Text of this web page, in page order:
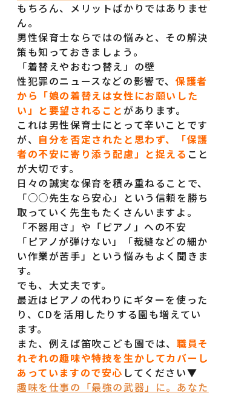
保育士の一日
先輩保育士の声
コラム
求人一覧
よくある質問
もちろん、メリットばかりではありませ
ん。
男性保育士ならではの悩みと、その解決
策も知っておきましょう。
「着替えやおむつ替え」の壁
性犯罪のニュースなどの影響で、保護者
から「娘の着替えは女性にお願いした
い」と要望されることがあります。
これは男性保育士にとって辛いことです
が、 自分を否定されたと思わず、「保護
者の不安に寄り添う配慮」と捉える こと
が大切です。
日々の誠実な保育を積み重ねることで、
「○○先生なら安心」という信頼を勝ち
取っていく先生もたくさんいますよ。
「不器用さ」や「ピアノ」への不安
「ピアノが弾けない」「裁縫などの細か
い作業が苦手」という悩みもよく聞きま
す。
でも、大丈夫です。
最近はピアノの代わりにギターを使った
り、CDを活用したりする園も増えてい
ます。
また、例えば笛吹こども園では、 職員そ
れぞれの趣味や特技を生かしてカバーし
あっていますので安心 してください▼
趣味を仕事の「最強の武器」に。あなた